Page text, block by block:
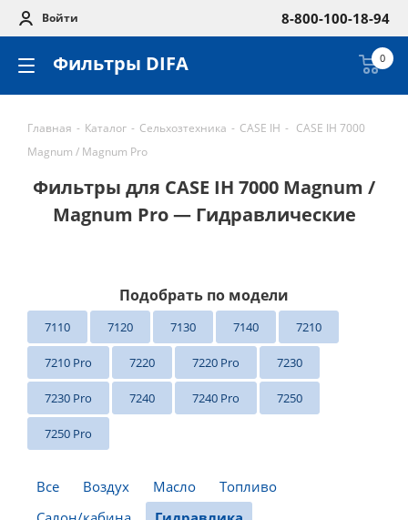
Войти 8-800-100-18-94
Фильтры DIFA 0
Главная - Каталог - Сельхозтехника - CASE IH - CASE IH 7000
Magnum / Magnum Pro
Фильтры для CASE IH 7000 Magnum /
Magnum Pro — Гидравлические
Подобрать по модели
7110 7120 7130 7140 7210
7210 Pro 7220 7220 Pro 7230
7230 Pro 7240 7240 Pro 7250
7250 Pro
Все Воздух Масло
Топливо